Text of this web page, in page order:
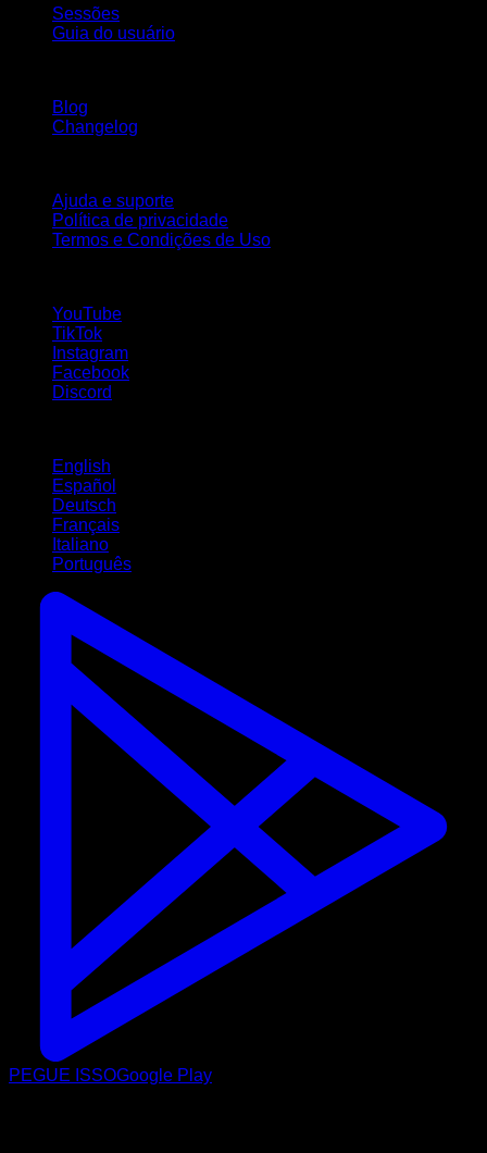
Sessões
Guia do usuário
Blog
Changelog
Ajuda e suporte
Política de privacidade
Termos e Condições de Uso
YouTube
TikTok
Instagram
Facebook
Discord
English
Español
Deutsch
Français
Italiano
Português
PEGUE ISSOGoogle Play